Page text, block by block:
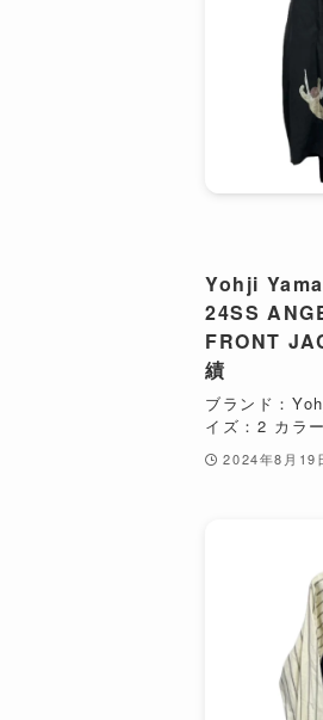
Yohji
24SS
FRONT
績
ブランド：
イズ：2 カラ
2024年8月19